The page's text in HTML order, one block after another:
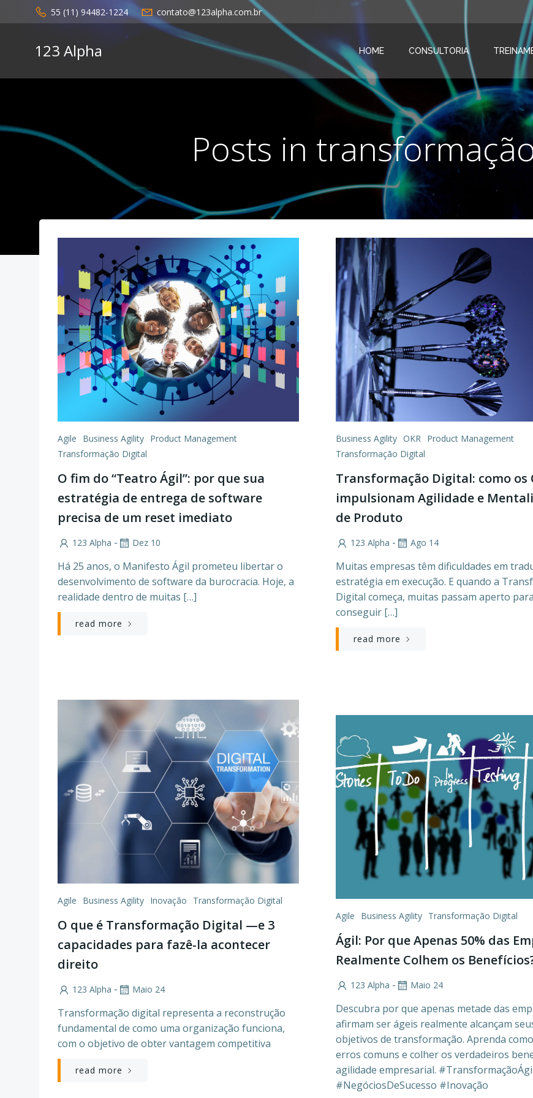
para
conteúdo
55 (11) 94482-1224 contato@123alpha.com.br
123 Alpha HOME CONSULTORIA
Posts in
Agile Business Agility Product Management
Transformação Digital
O fim do “Teatro Ágil”: por que sua
estratégia de entrega de software
precisa de um reset imediato
123 Alpha - Dez 10
Há 25 anos, o Manifesto Ágil prometeu libertar o
desenvolvimento de software da burocracia. Hoje, a
realidade dentro de muitas […]
read more
Business Agility OKR Product Management
Transformação Digital
Transformação Digital: como os
impulsionam Agilidade e
de Produto
123 Alpha - Ago 14
Muitas empresas têm dificuldades em
estratégia em execução. E quando a
Digital começa, muitas passam aperto para
conseguir […]
read more
Agile Business Agility Inovação Transformação Digital
O que é Transformação Digital —e 3
capacidades para fazê-la acontecer
direito
123 Alpha - Maio 24
Transformação digital representa a reconstrução
fundamental de como uma organização funciona,
com o objetivo de obter vantagem competitiva
read more
Agile Business Agility Transformação Digital
Ágil: Por que Apenas 50% das
Realmente Colhem os
123 Alpha - Maio 24
Descubra por que apenas metade das
afirmam ser ágeis realmente alcançam
objetivos de transformação. Aprenda
erros comuns e colher os verdadeiros
agilidade empresarial.
#NegóciosDeSucesso #Inovação